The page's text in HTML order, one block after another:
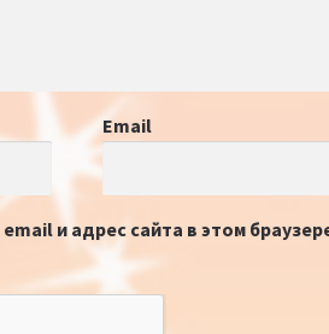
Email
и адрес сайта в этом